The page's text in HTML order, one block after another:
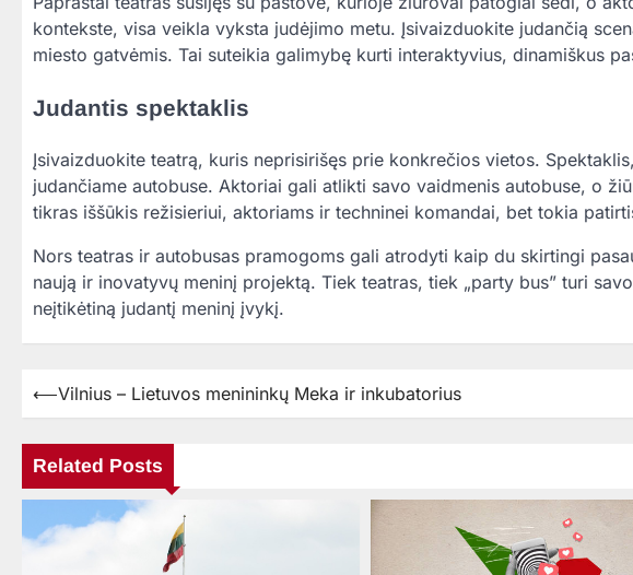
kontekste, visa veikla vyksta judėjimo metu. Įsivaizduokite judančią
miesto gatvėmis. Tai suteikia galimybę kurti interaktyvius, dinamiškus
Judantis spektaklis
Įsivaizduokite teatrą, kuris neprisirišęs prie konkrečios vietos.
judančiame autobuse. Aktoriai gali atlikti savo vaidmenis autobuse, o
tikras iššūkis režisieriui, aktoriams ir techninei komandai, bet tokia
Nors teatras ir autobusas pramogoms gali atrodyti kaip du skirtingi
naują ir inovatyvų meninį projektą. Tiek teatras, tiek „party bus” turi
neįtikėtiną judantį meninį įvykį.
Navigacija
įrašų
⟵Vilnius – Lietuvos menininkų Meka ir inkubatorius
Related Posts